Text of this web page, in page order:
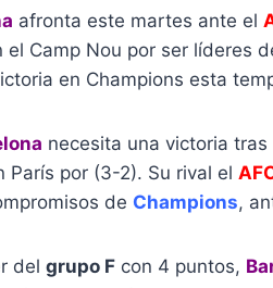
afronta este martes ante el
el Camp Nou por ser líderes
en Champions esta
necesita una victoria
París por (3-2). Su rival el
de Champions,
del grupo F con 4 puntos,